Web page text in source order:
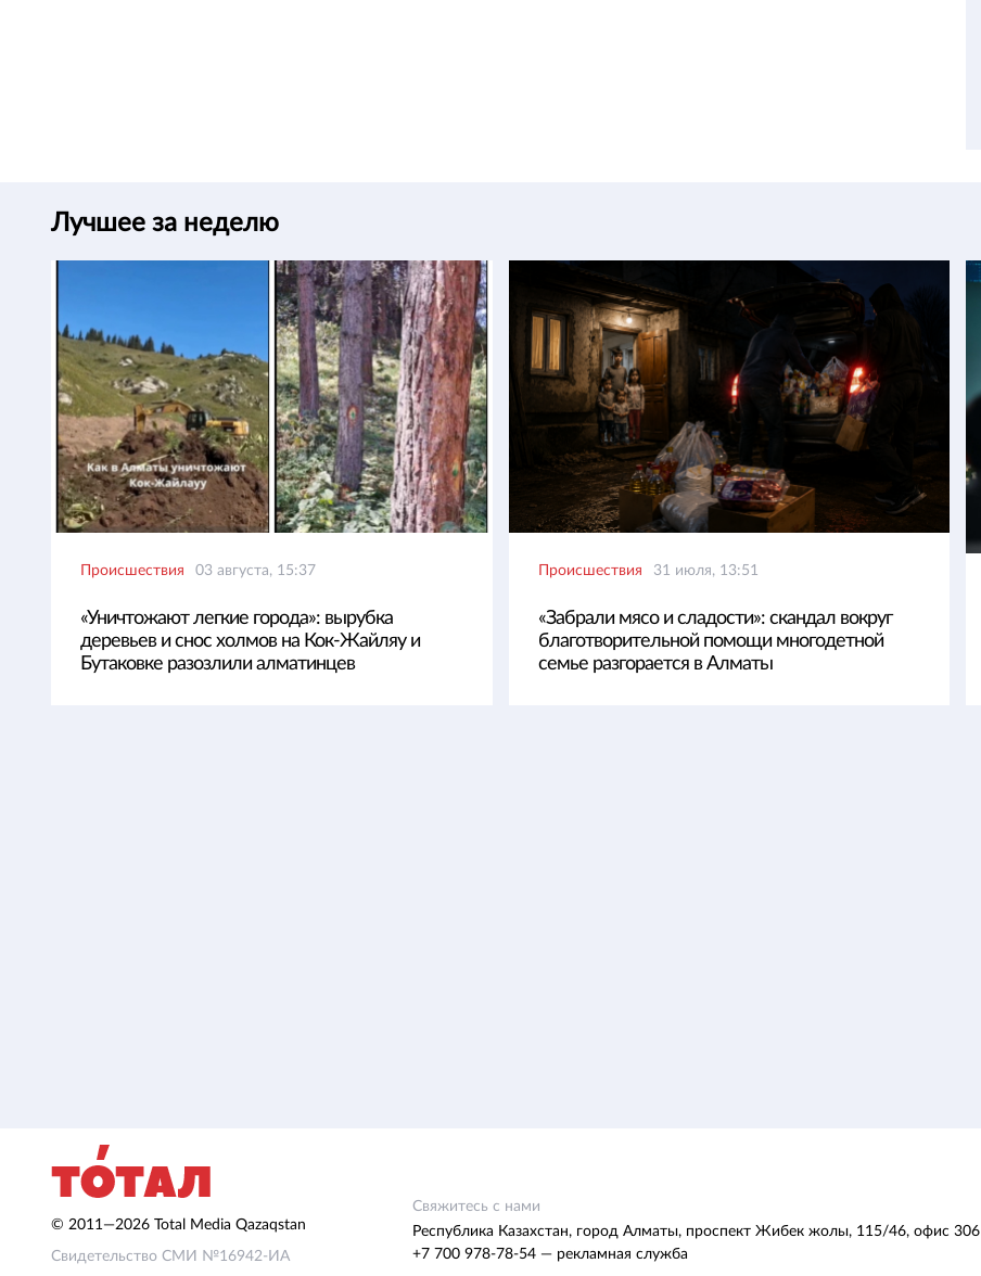
Лучшее за неделю
Происшествия 03 августа, 15:37
«Уничтожают легкие города»: вырубка
деревьев и снос холмов на Кок-Жайляу и
Бутаковке разозлили алматинцев
Происшествия 31 июля, 13:51
«Забрали мясо и сладости»: скандал вокруг
благотворительной помощи многодетной
семье разгорается в Алматы
© 2011—2026 Total Media Qazaqstan
Свидетельство СМИ №16942-ИА
Свяжитесь с нами
Республика Казахстан, город Алматы, проспект Жибек жолы, 115/46, офис 306
+7 700 978-78-54 — рекламная служба